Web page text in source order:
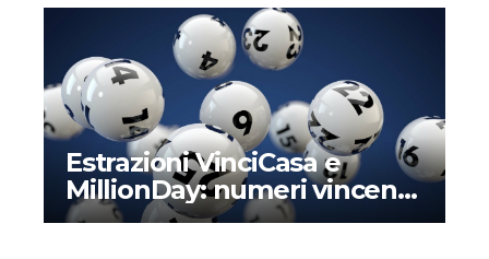
storia assurda
Estrazioni VinciCasa e
MillionDay: numeri vincenti
e montepremi di oggi